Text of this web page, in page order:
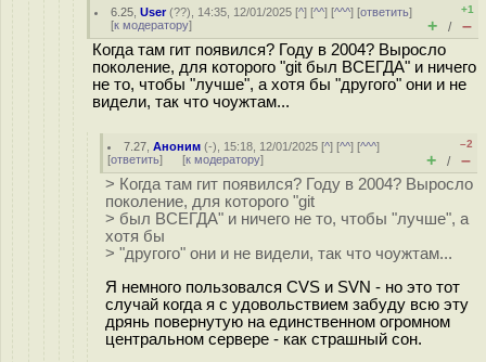
6.25 ,User(??), 14:35, 12/01/2025 [^] [^^] [^^^] [ответить]
[к модератору]
+1
+ / –
Когда там гит появился? Году в 2004? Выросло
поколение, для которого "git был ВСЕГДА" и ничего
не то, чтобы "лучше", а хотя бы "другого" они и не
видели, так что чоужтам...
7.27 ,Аноним (-), 15:18, 12/01/2025 [^] [^^] [^^^]
[ответить] [к модератору]
–2
+ / –
> Когда там гит появился? Году в 2004? Выросло
поколение, для которого "git
> был ВСЕГДА" и ничего не то, чтобы "лучше", а
хотя бы
> "другого" они и не видели, так что чоужтам...
Я немного пользовался CVS и SVN - но это тот
случай когда я с удовольствием забуду всю эту
дрянь повернутую на единственном огромном
центральном сервере - как страшный сон.